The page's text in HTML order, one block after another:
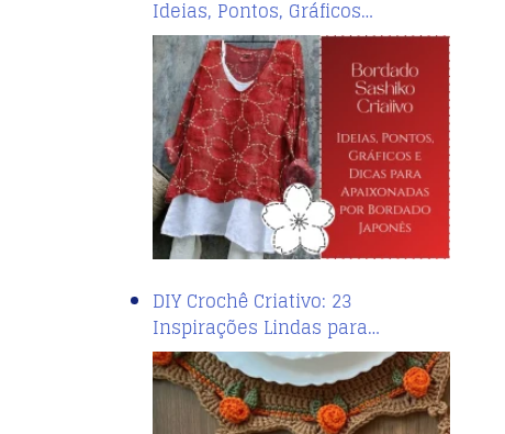
Ideias, Pontos, Gráficos…
DIY Crochê Criativo: 23
Inspirações Lindas para…